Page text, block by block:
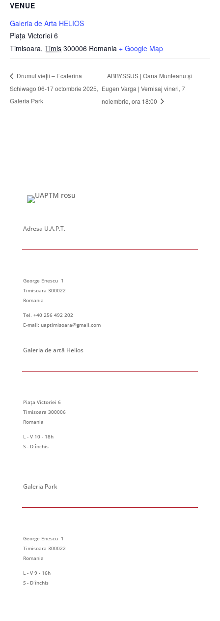
VENUE
Galeria de Arta HELIOS
Piața Victoriei 6
Timisoara, Timis 300006 Romania + Google Map
Drumul vieții – Ecaterina
Schiwago 06-17 octombrie 2025,
Galeria Park
ABBYSSUS | Oana Munteanu și
Eugen Varga | Vernisaj vineri, 7
noiembrie, ora 18:00
Adresa U.A.P.T.
George Enescu 1
Timisoara 300022
Romania
Tel. +40 256 492 202
E-mail: uaptimisoara@gmail.com
Galeria de artă Helios
Piața Victoriei 6
Timisoara 300006
Romania
L - V 10 - 18h
S - D închis
Galeria Park
George Enescu 1
Timisoara 300022
Romania
L - V 9 - 16h
S - D închis